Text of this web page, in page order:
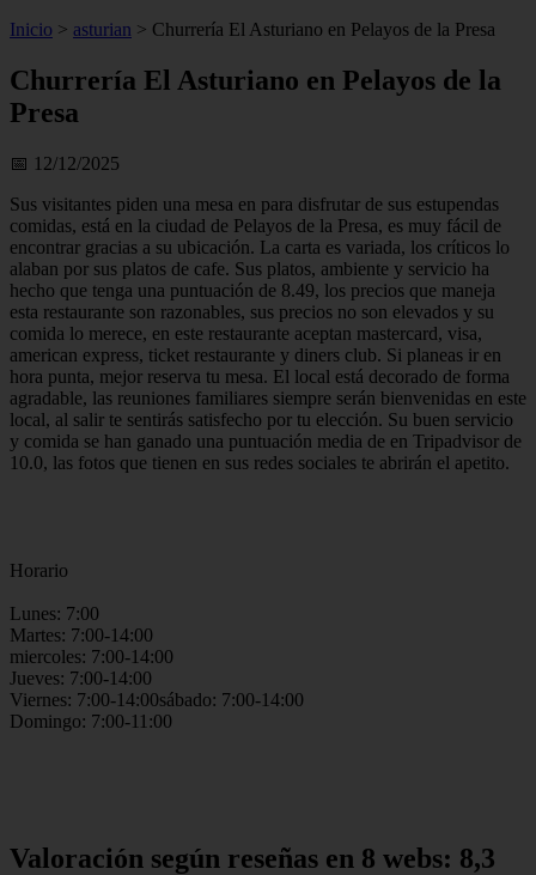
Inicio > asturian > Churrería El Asturiano en Pelayos de la Presa
Churrería El Asturiano en Pelayos de la
Presa
📅 12/12/2025
Sus visitantes piden una mesa en para disfrutar de sus estupendas
comidas, está en la ciudad de Pelayos de la Presa, es muy fácil de
encontrar gracias a su ubicación. La carta es variada, los críticos lo
alaban por sus platos de cafe. Sus platos, ambiente y servicio ha
hecho que tenga una puntuación de 8.49, los precios que maneja
esta restaurante son razonables, sus precios no son elevados y su
comida lo merece, en este restaurante aceptan mastercard, visa,
american express, ticket restaurante y diners club. Si planeas ir en
hora punta, mejor reserva tu mesa. El local está decorado de forma
agradable, las reuniones familiares siempre serán bienvenidas en este
local, al salir te sentirás satisfecho por tu elección. Su buen servicio
y comida se han ganado una puntuación media de en Tripadvisor de
10.0, las fotos que tienen en sus redes sociales te abrirán el apetito.
Horario
Lunes: 7:00
Martes: 7:00-14:00
miercoles: 7:00-14:00
Jueves: 7:00-14:00
Viernes: 7:00-14:00sábado: 7:00-14:00
Domingo: 7:00-11:00
Valoración según reseñas en 8 webs: 8,3